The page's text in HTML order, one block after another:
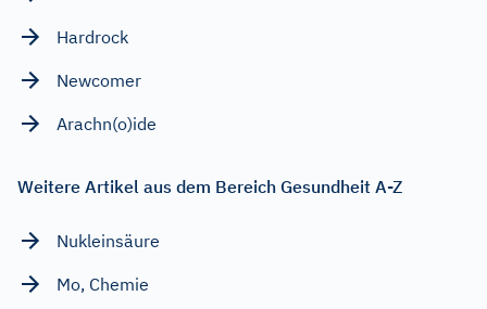
Hardrock
Newcomer
Arachn(o)ide
Weitere Artikel aus dem Bereich Gesundheit A-Z
Nukleinsäure
Mo, Chemie